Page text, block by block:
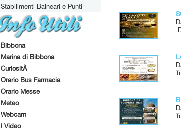
Stabilimenti Balneari e Punti
Attrezzati
Bibbona
Marina di Bibbona
CuriositÃ
Orario Bus Farmacia
Orario Messe
Meteo
Webcam
I Video